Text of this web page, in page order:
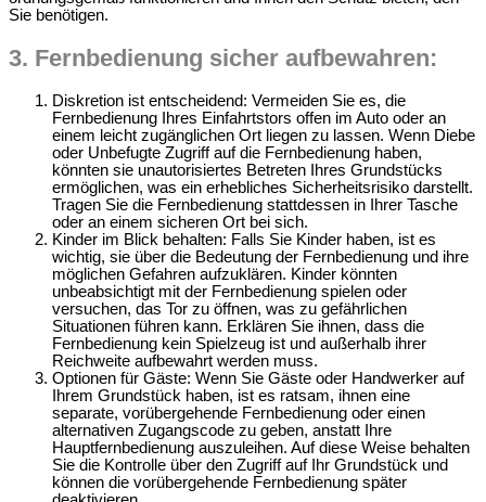
Sie benötigen.
3. Fernbedienung sicher aufbewahren:
Diskretion ist entscheidend: Vermeiden Sie es, die
Fernbedienung Ihres Einfahrtstors offen im Auto oder an
einem leicht zugänglichen Ort liegen zu lassen. Wenn Diebe
oder Unbefugte Zugriff auf die Fernbedienung haben,
könnten sie unautorisiertes Betreten Ihres Grundstücks
ermöglichen, was ein erhebliches Sicherheitsrisiko darstellt.
Tragen Sie die Fernbedienung stattdessen in Ihrer Tasche
oder an einem sicheren Ort bei sich.
Kinder im Blick behalten: Falls Sie Kinder haben, ist es
wichtig, sie über die Bedeutung der Fernbedienung und ihre
möglichen Gefahren aufzuklären. Kinder könnten
unbeabsichtigt mit der Fernbedienung spielen oder
versuchen, das Tor zu öffnen, was zu gefährlichen
Situationen führen kann. Erklären Sie ihnen, dass die
Fernbedienung kein Spielzeug ist und außerhalb ihrer
Reichweite aufbewahrt werden muss.
Optionen für Gäste: Wenn Sie Gäste oder Handwerker auf
Ihrem Grundstück haben, ist es ratsam, ihnen eine
separate, vorübergehende Fernbedienung oder einen
alternativen Zugangscode zu geben, anstatt Ihre
Hauptfernbedienung auszuleihen. Auf diese Weise behalten
Sie die Kontrolle über den Zugriff auf Ihr Grundstück und
können die vorübergehende Fernbedienung später